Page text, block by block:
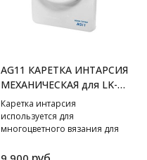
AG11 КАРЕТКА ИНТАРСИЯ
МЕХАНИЧЕСКАЯ для LK-
150
Каретка интарсия
используется для
многоцветного вязания для